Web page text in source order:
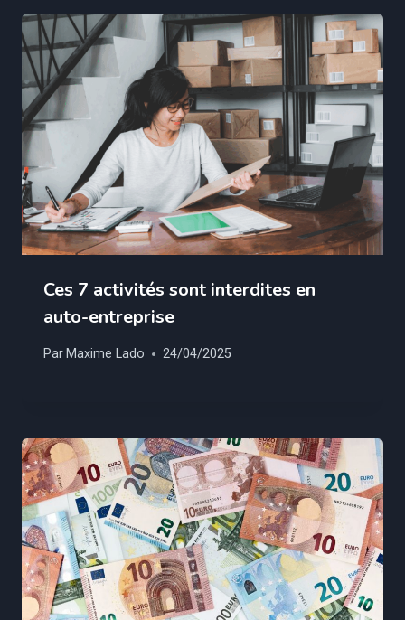
Ces 7 activités sont interdites en
auto-entreprise
Par Maxime Lado 24/04/2025